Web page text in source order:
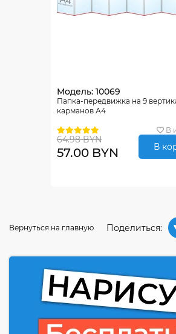
Модель: 10069
Папка-передвижка на 9
карманов А4
В
64.98 BYN
57.00 BYN В
Поделиться:
Вернуться на главную